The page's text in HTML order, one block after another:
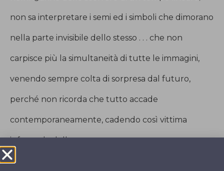
non sa interpretare i semi ed i simboli che dimorano
nella parte invisibile dello stesso . . . che non
carpisce più la simultaneità di tutte le immagini,
venendo sempre colta di sorpresa dal futuro,
perché non ricorda che tutto accade
contemporaneamente, cadendo così vittima
infeconda della sua stessa mente.